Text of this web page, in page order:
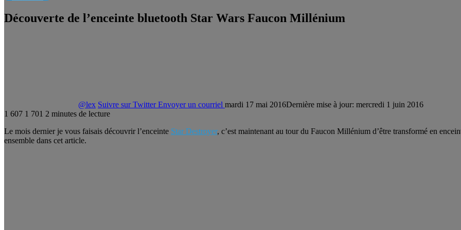
Découverte de l’enceinte bluetooth Star Wars Faucon Millénium
@lex Suivre sur Twitter Envoyer un courriel mardi 17 mai 2016Dernière mise à jour: mercredi 1 juin 2016
1 607 1 701 2 minutes de lecture
Le mois dernier je vous faisais découvrir l’enceinte Star Destroyer, c’est maintenant au tour du Faucon Millénium d’être transformé en
ensemble dans cet article.